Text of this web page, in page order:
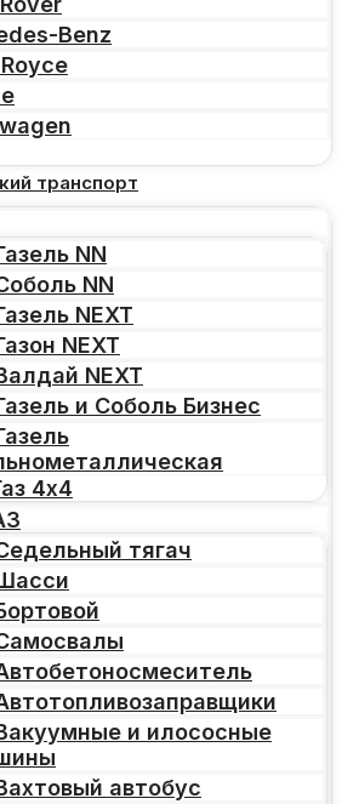
Benz
транспорт
NN
NN
NEXT
NEXT
NEXT
и Соболь Бизнес
4х4
тягач
и илососные
автобус